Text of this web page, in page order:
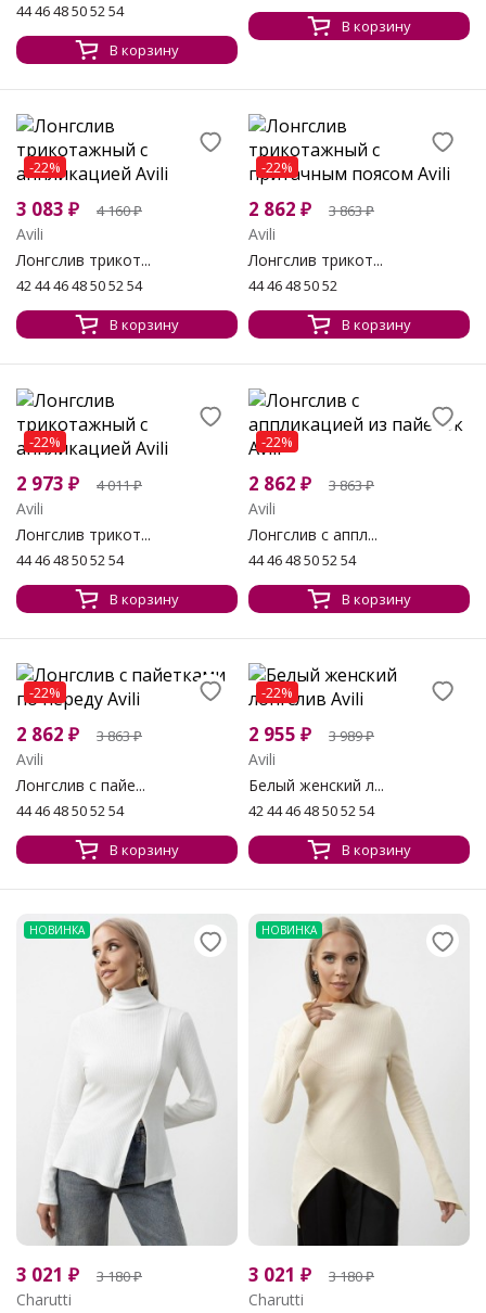
44 46 48 50 52 54
В корзину
В корзину
-22%
3 083 ₽ 4 160₽
Avili
Лонгслив трикот...
42 44 46 48 50 52 54
В корзину
-22%
2 862 ₽ 3 863₽
Avili
Лонгслив трикот...
44 46 48 50 52
В корзину
-22%
2 973 ₽ 4 011₽
Avili
Лонгслив трикот...
44 46 48 50 52 54
В корзину
-22%
2 862 ₽ 3 863₽
Avili
Лонгслив с аппл...
44 46 48 50 52 54
В корзину
-22%
2 862 ₽ 3 863₽
Avili
Лонгслив с пайе...
44 46 48 50 52 54
В корзину
-22%
2 955 ₽ 3 989₽
Avili
Белый женский л...
42 44 46 48 50 52 54
В корзину
НОВИНКА
3 021 ₽ 3 180₽
Charutti
НОВИНКА
3 021 ₽ 3 180₽
Charutti